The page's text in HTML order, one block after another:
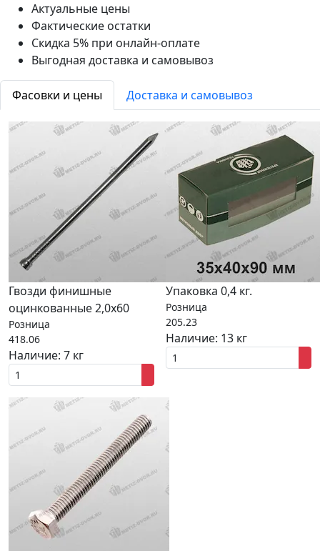
Актуальные цены
Фактические остатки
Скидка 5% при онлайн-оплате
Выгодная доставка и самовывоз
Фасовки и цены Доставка и самовывоз
Гвозди финишные
оцинкованные 2,0x60
Розница
418.06
Наличие: 7 кг
Упаковка 0,4 кг.
Розница
205.23
Наличие: 13 кг